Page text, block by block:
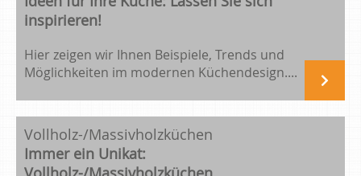
inspirieren!
Hier zeigen wir Ihnen Beispiele, Trends und
Möglichkeiten im modernen Küchendesign....
Vollholz-/Massivholzküchen
Immer ein Unikat: